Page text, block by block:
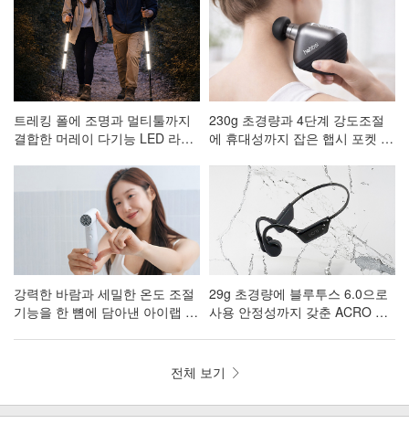
트레킹 폴에 조명과 멀티툴까지
결합한 머레이 다기능 LED 라이
230g 초경량과 4단계 강도조절
에 휴대성까지 잡은 햅시 포켓 마
강력한 바람과 세밀한 온도 조절
기능을 한 뼘에 담아낸 아이랩 한
29g 초경량에 블루투스 6.0으로
사용 안정성까지 갖춘 ACRO 프
전체 보기